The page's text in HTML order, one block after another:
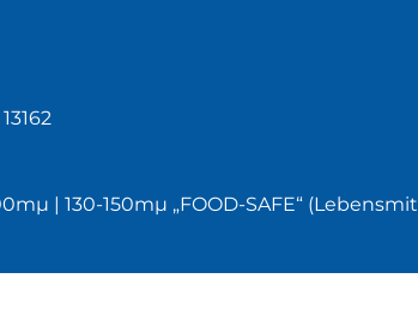
| 130-150mµ „FOOD-SAFE“